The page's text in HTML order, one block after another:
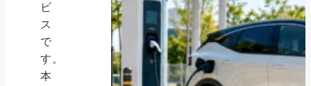
ビ
ス
で
す。
本